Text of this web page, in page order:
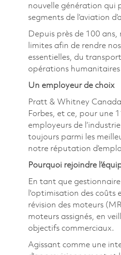
nouvelle génération qui
segments de l’aviation
Depuis près de 100
limites afin de rendre
essentielles, du
opérations
Un employeur de choix
Pratt & Whitney
Forbes, et ce, pour une
employeurs de
toujours parmi les
notre réputation
Pourquoi rejoindre
En tant que
l'optimisation des coûts
révision des moteurs
moteurs assignés, en
objectifs commerciaux.
Agissant comme une